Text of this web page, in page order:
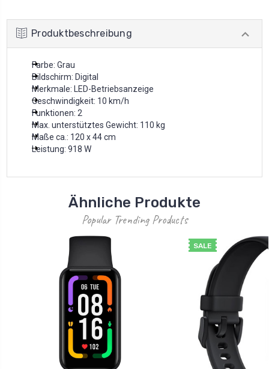
Produktbeschreibung
Farbe: Grau
Bildschirm: Digital
Merkmale: LED-Betriebsanzeige
Geschwindigkeit: 10 km/h
Funktionen: 2
Max. unterstütztes Gewicht: 110 kg
Maße ca.: 120 x 44 cm
Leistung: 918 W
Ähnliche Produkte
Popular Trending Products
SALE